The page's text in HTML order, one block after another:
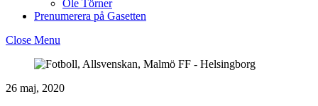
Ole Törner
Prenumerera på Gasetten
Close Menu
26 maj, 2020